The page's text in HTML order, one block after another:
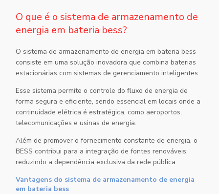
O que é o sistema de armazenamento de
energia em bateria bess?
O sistema de armazenamento de energia em bateria bess
consiste em uma solução inovadora que combina baterias
estacionárias com sistemas de gerenciamento inteligentes.
Esse sistema permite o controle do fluxo de energia de
forma segura e eficiente, sendo essencial em locais onde a
continuidade elétrica é estratégica, como aeroportos,
telecomunicações e usinas de energia.
Além de promover o fornecimento constante de energia, o
BESS contribui para a integração de fontes renováveis,
reduzindo a dependência exclusiva da rede pública.
Vantagens do sistema de armazenamento de energia
em bateria bess